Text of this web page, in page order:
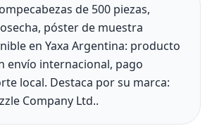
de 500 piezas,
póster de muestra
en Yaxa Argentina: producto
envío internacional, pago
local. Destaca por su marca:
Company Ltd..